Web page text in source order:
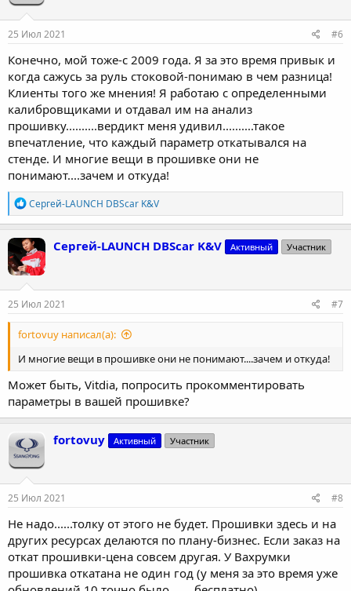
и
:
25 Июл 2021
#6
Конечно, мой тоже-с 2009 года. Я за это время привык и
когда сажусь за руль стоковой-понимаю в чем разница!
Клиенты того же мнения! Я работаю с определенными
калибровщиками и отдавал им на анализ
прошивку..........вердикт меня удивил..........такое
впечатление, что каждый параметр откатывался на
стенде. И многие вещи в прошивке они не
понимают....зачем и откуда!
Р
е
а
к
ц
и
и
:
Сергей-LAUNCH DBScar K&V
Сергей-LAUNCH DBScar K&V Активный Участник
25 Июл 2021 #7
fortovuy написал(а):
И многие вещи в прошивке они не понимают....зачем и откуда!
Может быть, Vitdia, попросить прокомментировать
параметры в вашей прошивке?
fortovuy Активный Участник
25 Июл 2021 #8
Не надо......толку от этого не будет. Прошивки здесь и на
других ресурсах делаются по плану-бизнес. Если заказ на
откат прошивки-цена совсем другая. У Вахрумки
прошивка откатана не один год (у меня за это время уже